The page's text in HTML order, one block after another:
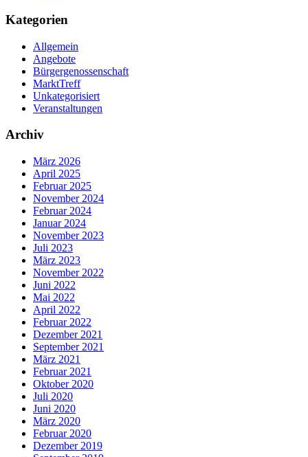
Kategorien
Allgemein
Angebote
Bürgergenossenschaft
MarktTreff
Unkategorisiert
Veranstaltungen
Archiv
März 2026
April 2025
Februar 2025
November 2024
Februar 2024
Januar 2024
November 2023
Juli 2023
März 2023
November 2022
Juni 2022
Mai 2022
April 2022
Februar 2022
Dezember 2021
September 2021
März 2021
Februar 2021
Oktober 2020
Juli 2020
Juni 2020
März 2020
Februar 2020
Dezember 2019